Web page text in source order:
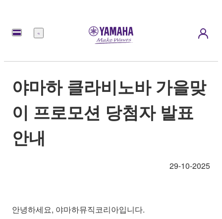
메
야마하 클라비노바 가을맞
이 프로모션 당첨자 발표
안내
29-10-2025
안녕하세요, 야마하뮤직코리아입니다.